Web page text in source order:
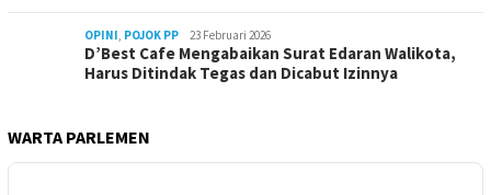
OPINI, POJOK PP 23 Februari 2026
D’Best Cafe Mengabaikan Surat Edaran Walikota,
Harus Ditindak Tegas dan Dicabut Izinnya
WARTA PARLEMEN